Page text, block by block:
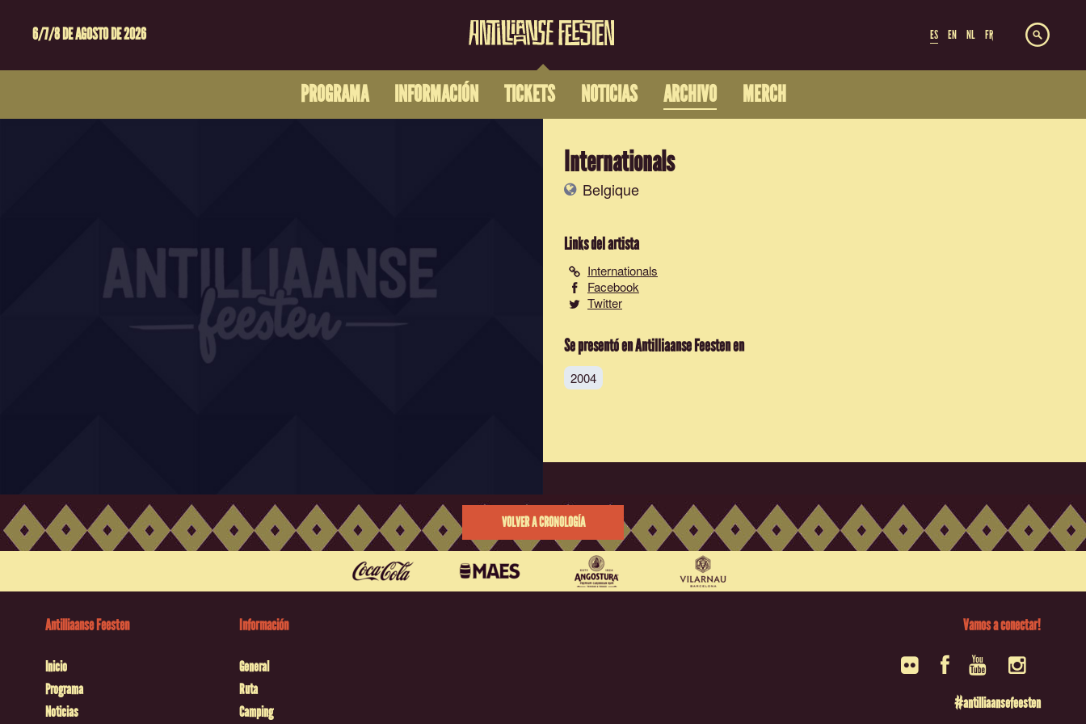
6/7/8 DE AGOSTO DE 2026 ES EN NL FR
PROGRAMA INFORMACIÓN TICKETS NOTICIAS ARCHIVO MERCH
Internationals
Belgique
Links del artista
Internationals
Facebook
Twitter
Se presentó en Antilliaanse Feesten en
2004
VOLVER A CRONOLOGÍA
Antilliaanse Feesten
Inicio
Programa
Noticias
Información
General
Ruta
Camping
Vamos a conectar!
#antilliaansefeesten